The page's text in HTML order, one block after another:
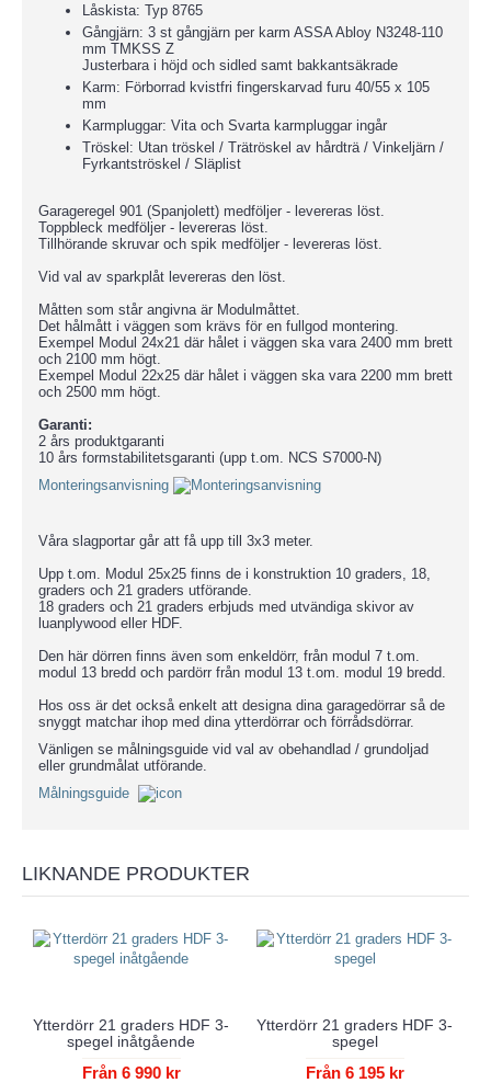
Låskista: Typ 8765
Gångjärn: 3 st gångjärn per karm ASSA Abloy N3248-110
mm TMKSS Z
Justerbara i höjd och sidled samt bakkantsäkrade
Karm: Förborrad kvistfri fingerskarvad furu 40/55 x 105
mm
Karmpluggar: Vita och Svarta karmpluggar ingår
Tröskel: Utan tröskel / Trätröskel av hårdträ / Vinkeljärn /
Fyrkantströskel / Släplist
Garageregel 901 (Spanjolett) medföljer - levereras löst.
Toppbleck medföljer - levereras löst.
Tillhörande skruvar och spik medföljer - levereras löst.
Vid val av sparkplåt levereras den löst.
Måtten som står angivna är Modulmåttet.
Det hålmått i väggen som krävs för en fullgod montering.
Exempel Modul 24x21 där hålet i väggen ska vara 2400 mm brett
och 2100 mm högt.
Exempel Modul 22x25 där hålet i väggen ska vara 2200 mm brett
och 2500 mm högt.
Garanti:
2 års produktgaranti
10 års formstabilitetsgaranti (upp t.om. NCS S7000-N)
Monteringsanvisning
Våra slagportar går att få upp till 3x3 meter.
Upp t.om. Modul 25x25 finns de i konstruktion 10 graders, 18,
graders och 21 graders utförande.
18 graders och 21 graders erbjuds med utvändiga skivor av
luanplywood eller HDF.
Den här dörren finns även som enkeldörr, från modul 7 t.om.
modul 13 bredd och pardörr från modul 13 t.om. modul 19 bredd.
Hos oss är det också enkelt att designa dina garagedörrar så de
snyggt matchar ihop med dina ytterdörrar och förrådsdörrar.
Vänligen se målningsguide vid val av obehandlad / grundoljad
eller grundmålat utförande.
Målningsguide
LIKNANDE PRODUKTER
Ytterdörr 21 graders HDF 3-
spegel inåtgående
Från 6 990 kr
Ytterdörr 21 graders HDF 3-
spegel
Från 6 195 kr